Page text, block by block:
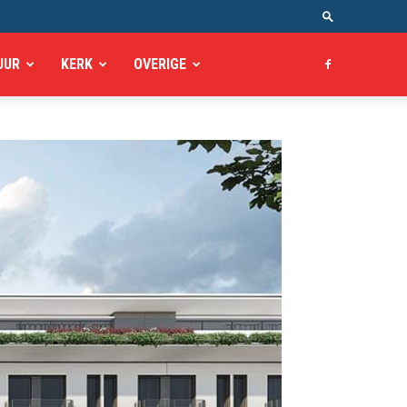
KERK OVERIGE